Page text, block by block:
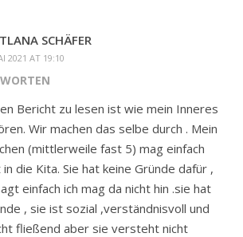
SCHÄFER
2021 AT 19:10
Bericht zu lesen ist wie mein Inneres
Wir machen das selbe durch . Mein
(mittlerweile fast 5) mag einfach
in die Kita. Sie hat keine Gründe dafür ,
einfach ich mag da nicht hin .sie hat
, sie ist sozial ,verständnisvoll und
fließend aber sie versteht nicht